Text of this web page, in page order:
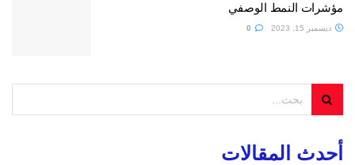
مؤشرات النمط الوصفي
ديسمبر 15, 2023
أحدث المقالات